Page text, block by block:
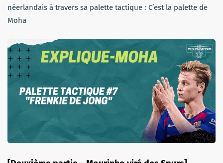
néerlandais à travers sa palette tactique : C’est la palette de
Moha